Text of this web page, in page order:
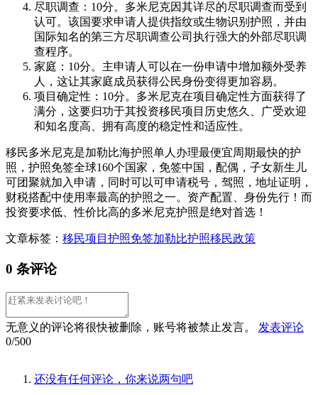
尽职调查：10分。多米尼克因其详尽的尽职调查而受到
认可。该国要求申请人提供指纹或生物识别护照，并由
国际知名的第三方尽职调查公司执行强大的外部尽职调
查程序。
家庭：10分。主申请人可以在一份申请中增加额外受养
人，这让其家庭成员获得公民身份变得更加容易。
项目确定性：10分。多米尼克在项目确定性方面获得了
满分，这要归功于其投资移民项目历史悠久、广受欢迎
和知名度高、拥有高度的稳定性和适应性。
移民多米尼克是加勒比海护照单人办理最便宜周期最快的护
照，护照免签全球160个国家，免签中国，配偶，子女新生儿
可团聚就加入申请，同时可以可申请税号，驾照，地址证明，
财税搭配中使用率最高的护照之一。资产配置、身份先行！而
投资要求低、性价比高的多米尼克护照是绝对首选！
文章标签： 移民项目 护照免签加勒比护照移民政策
0 条评论
无意义的评论将很快被删除，账号将被禁止发言。
发表评论
0/500
还没有任何评论，你来说两句吧